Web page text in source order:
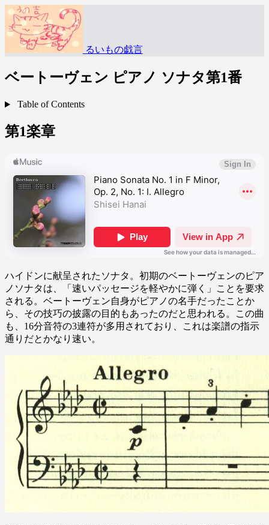
るいもの戯言
ベートーヴェン ピアノ ソナタ第1番
Table of Contents
第1楽章
ハイドンに献呈されたソナタ。初期のベートーヴェンのピア
ノソナタは、「速いパッセージを軽やかに弾く」ことを要求
される。ベートーヴェン自身がピアノの名手だったことか
ら、その技巧の披露の目的もあったのだと思われる。この曲
も、16分音符の3連符が多用されており、これは楽譜の指示
通りだとかなり速い。